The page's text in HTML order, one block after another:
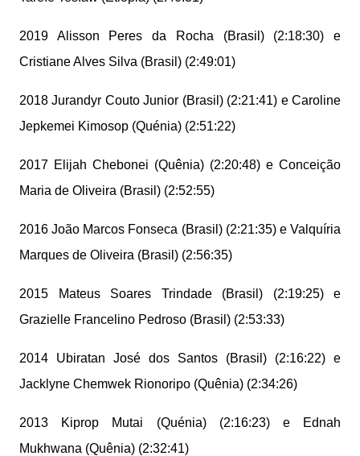
2019 Alisson Peres da Rocha (Brasil) (2:18:30) e
Cristiane Alves Silva (Brasil) (2:49:01)
2018 Jurandyr Couto Junior (Brasil) (2:21:41) e Caroline
Jepkemei Kimosop (Quénia) (2:51:22)
2017 Elijah Chebonei (Quênia) (2:20:48) e Conceição
Maria de Oliveira (Brasil) (2:52:55)
2016 João Marcos Fonseca (Brasil) (2:21:35) e Valquíria
Marques de Oliveira (Brasil) (2:56:35)
2015 Mateus Soares Trindade (Brasil) (2:19:25) e
Grazielle Francelino Pedroso (Brasil) (2:53:33)
2014 Ubiratan José dos Santos (Brasil) (2:16:22) e
Jacklyne Chemwek Rionoripo (Quênia) (2:34:26)
2013 Kiprop Mutai (Quénia) (2:16:23) e Ednah
Mukhwana (Quênia) (2:32:41)